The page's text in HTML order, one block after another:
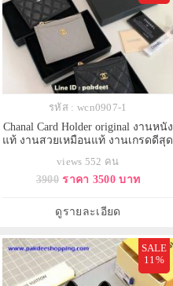
รหัส : wcn0907-1
Chanal Card Holder original งานหนัง
แท้ งานสวยเหมือนแท้ งานเกรดดีสุด
views 552 คน
3900 ราคา 3500 บาท
ดูรายละเอียด
SALE
11%